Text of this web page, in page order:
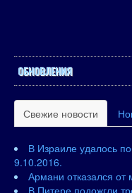
ОБНОВЛЕНИЯ
Свежие новости
В Израиле удалось
9.10.2016.
Армани отказался от
В Питере подожгли